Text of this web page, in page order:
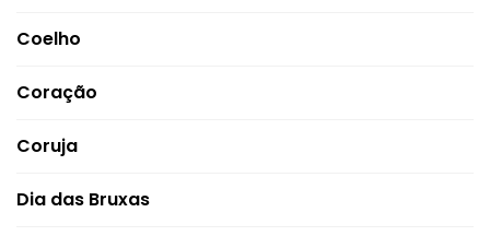
Coelho
Coração
Coruja
Dia das Bruxas